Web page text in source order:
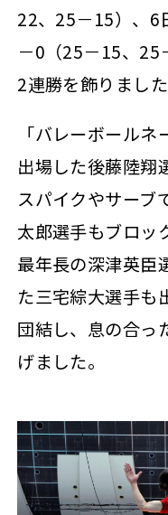
22、25－15）、6
－0（25－15、25
2連勝を飾りました
「バレーボール
出場した後藤陸翔
スパイクやサーブ
太郎選手もブロッ
最年長の深津英臣
た三宅綜大選手も
団結し、息の合っ
げました。